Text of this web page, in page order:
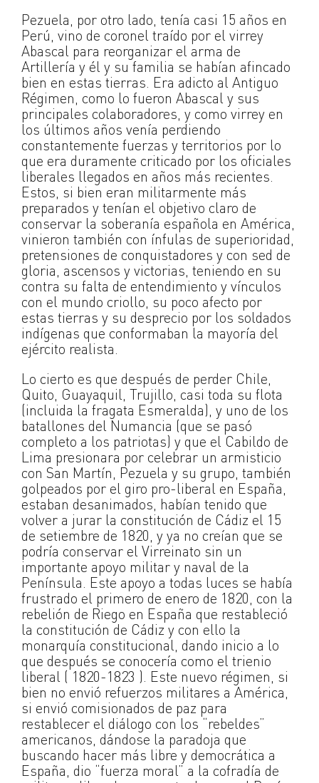
Pezuela, por otro lado, tenía casi 15 años en
Perú, vino de coronel traído por el virrey
Abascal para reorganizar el arma de
Artillería y él y su familia se habían afincado
bien en estas tierras. Era adicto al Antiguo
Régimen, como lo fueron Abascal y sus
principales colaboradores, y como virrey en
los últimos años venía perdiendo
constantemente fuerzas y territorios por lo
que era duramente criticado por los oficiales
liberales llegados en años más recientes.
Estos, si bien eran militarmente más
preparados y tenían el objetivo claro de
conservar la soberanía española en América,
vinieron también con ínfulas de superioridad,
pretensiones de conquistadores y con sed de
gloria, ascensos y victorias, teniendo en su
contra su falta de entendimiento y vínculos
con el mundo criollo, su poco afecto por
estas tierras y su desprecio por los soldados
indígenas que conformaban la mayoría del
ejército realista.
Lo cierto es que después de perder Chile,
Quito, Guayaquil, Trujillo, casi toda su flota
(incluida la fragata Esmeralda), y uno de los
batallones del Numancia (que se pasó
completo a los patriotas) y que el Cabildo de
Lima presionara por celebrar un armisticio
con San Martín, Pezuela y su grupo, también
golpeados por el giro pro-liberal en España,
estaban desanimados, habían tenido que
volver a jurar la constitución de Cádiz el 15
de setiembre de 1820, y ya no creían que se
podría conservar el Virreinato sin un
importante apoyo militar y naval de la
Península. Este apoyo a todas luces se había
frustrado el primero de enero de 1820, con la
rebelión de Riego en España que restableció
la constitución de Cádiz y con ello la
monarquía constitucional, dando inicio a lo
que después se conocería como el trienio
liberal ( 1820-1823 ). Este nuevo régimen, si
bien no envió refuerzos militares a América,
si envió comisionados de paz para
restablecer el diálogo con los “rebeldes”
americanos, dándose la paradoja que
buscando hacer más libre y democrática a
España, dio “fuerza moral” a la cofradía de